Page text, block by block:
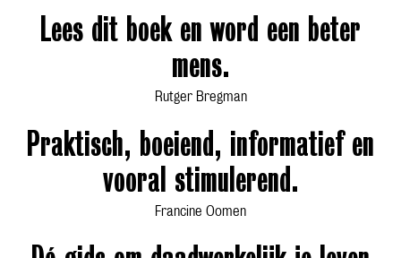
Lees dit boek en word een beter
mens.
Rutger Bregman
Praktisch, boeiend, informatief en
vooral stimulerend.
Francine Oomen